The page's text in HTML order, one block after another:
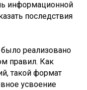
информационной
последствия
реализовано
правил. Как
такой формат
усвоение